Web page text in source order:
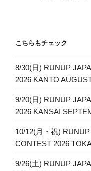
シ
ョ
ン
こちらもチェック
8/30(日) RUNUP
2026 KANTO
9/20(日) RUNUP
2026 KANSAI
10/12(月・祝)
CONTEST 2026
9/26(土) RUNUP